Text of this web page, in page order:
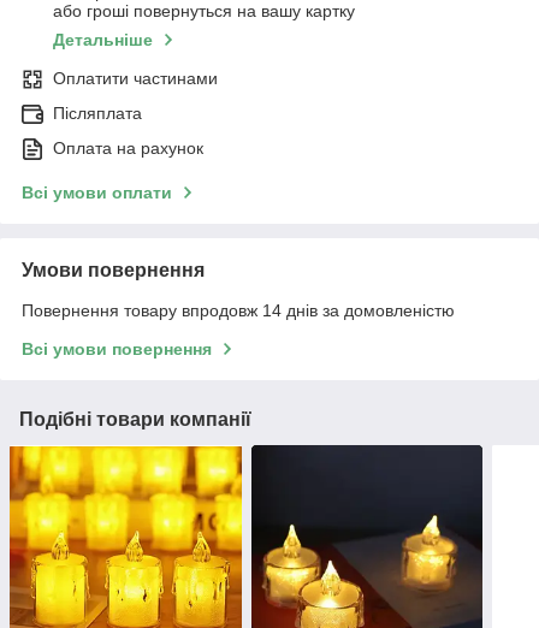
або гроші повернуться на вашу картку
Детальніше
Оплатити частинами
Післяплата
Оплата на рахунок
Всі умови оплати
Умови повернення
Повернення товару впродовж 14 днів за домовленістю
Всі умови повернення
Подібні товари компанії